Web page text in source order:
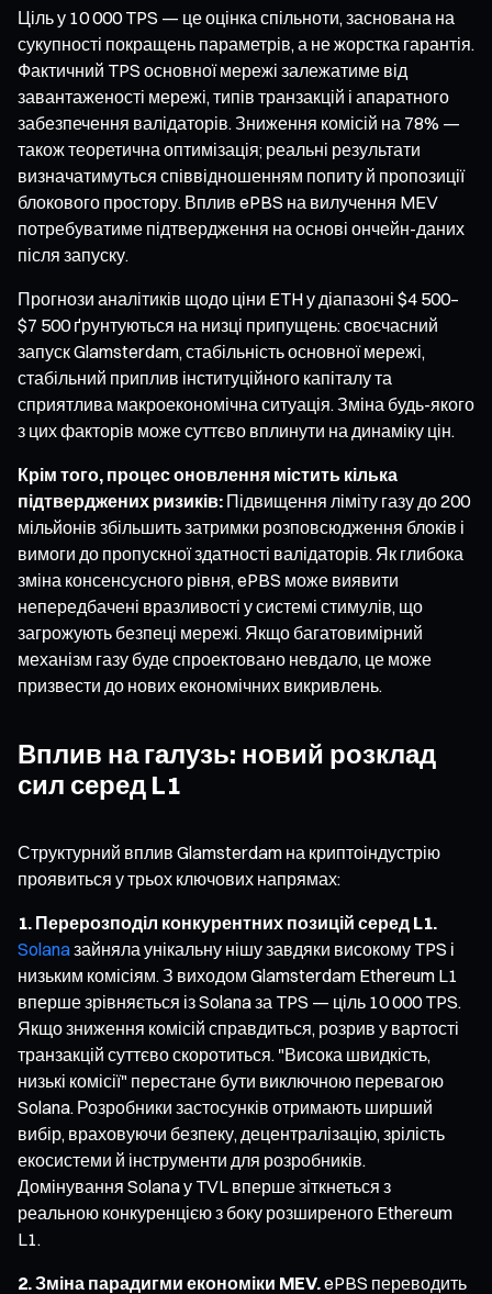
Ціль у 10 000 TPS — це оцінка спільноти, заснована на
сукупності покращень параметрів, а не жорстка гарантія.
Фактичний TPS основної мережі залежатиме від
завантаженості мережі, типів транзакцій і апаратного
забезпечення валідаторів. Зниження комісій на 78% —
також теоретична оптимізація; реальні результати
визначатимуться співвідношенням попиту й пропозиції
блокового простору. Вплив ePBS на вилучення MEV
потребуватиме підтвердження на основі ончейн-даних
після запуску.
Прогнози аналітиків щодо ціни ETH у діапазоні $4 500–
$7 500 ґрунтуються на низці припущень: своєчасний
запуск Glamsterdam, стабільність основної мережі,
стабільний приплив інституційного капіталу та
сприятлива макроекономічна ситуація. Зміна будь-якого
з цих факторів може суттєво вплинути на динаміку цін.
Крім того, процес оновлення містить кілька
підтверджених ризиків: Підвищення ліміту газу до 200
мільйонів збільшить затримки розповсюдження блоків і
вимоги до пропускної здатності валідаторів. Як глибока
зміна консенсусного рівня, ePBS може виявити
непередбачені вразливості у системі стимулів, що
загрожують безпеці мережі. Якщо багатовимірний
механізм газу буде спроектовано невдало, це може
призвести до нових економічних викривлень.
Вплив на галузь: новий розклад
сил серед L1
Структурний вплив Glamsterdam на криптоіндустрію
проявиться у трьох ключових напрямах:
1. Перерозподіл конкурентних позицій серед L1.
Solanaзайняла унікальну нішу завдяки високому TPS і
низьким комісіям. З виходом Glamsterdam Ethereum L1
вперше зрівняється із Solana за TPS — ціль 10 000 TPS.
Якщо зниження комісій справдиться, розрив у вартості
транзакцій суттєво скоротиться. "Висока швидкість,
низькі комісії" перестане бути виключною перевагою
Solana. Розробники застосунків отримають ширший
вибір, враховуючи безпеку, децентралізацію, зрілість
екосистеми й інструменти для розробників.
Домінування Solana у TVL вперше зіткнеться з
реальною конкуренцією з боку розширеного Ethereum
L1.
2. Зміна парадигми економіки MEV.ePBS переводить